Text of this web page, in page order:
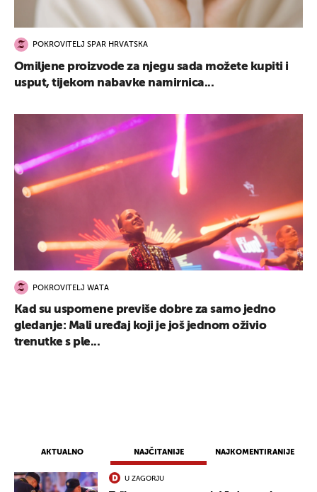
AKTUALNO NAJČITANIJE NAJKOMENTIRANIJE
U ZAGORJU
POKROVITELJ SPAR HRVATSKA
Omiljene proizvode za njegu sada možete kupiti i
usput, tijekom nabavke namirnica...
POKROVITELJ WATA
Kad su uspomene previše dobre za samo jedno
gledanje: Mali uređaj koji je još jednom oživio
trenutke s ple...